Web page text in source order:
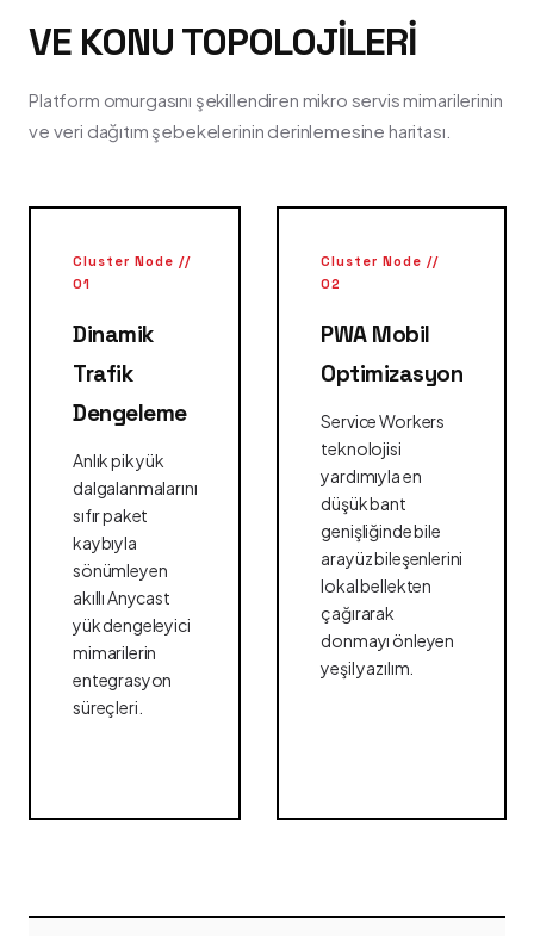
VE KONU TOPOLOJILERI
Platform omurgasını şekillendiren mikro servis mimarilerinin
ve veri dağıtım şebekelerinin derinlemesine haritası.
Cluster Node //
01
Dinamik
Trafik
Dengeleme
Anlık pik yük
dalgalanmalarını
sıfır paket
kaybıyla
sönümleyen
akıllı Anycast
yük dengeleyici
mimarilerin
entegrasyon
süreçleri.
Cluster Node //
02
PWA Mobil
Optimizasyon
Service Workers
teknolojisi
yardımıyla en
düşük bant
genişliğinde bile
arayüz bileşenlerini
lokal bellekten
çağırarak
donmayı önleyen
yeşil yazılım.